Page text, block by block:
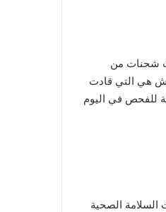
واستهدفت ثلاث شحنات من
التفتيش هي التي قادت
للفحص في اليوم
السلامة الصحية